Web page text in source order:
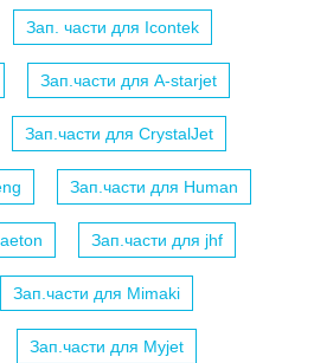
Зап. части для Icontek
Зап.части для A-starjet
Зап.части для CrystalJet
Зап.части для Human
Зап.части для jhf
Зап.части для Mimaki
Зап.части для Myjet